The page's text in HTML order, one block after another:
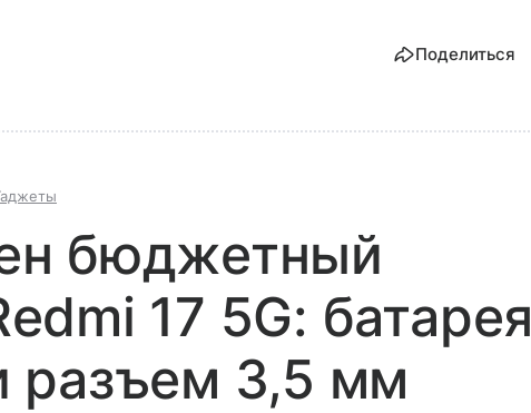
Поделиться
бюджетный
17 5G: батарея
разъем 3,5 мм